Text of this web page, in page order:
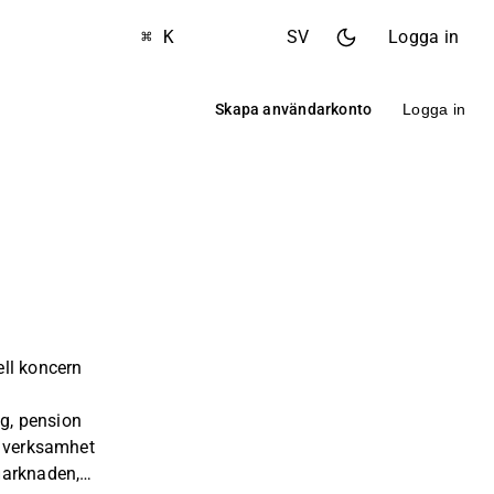
⌘ K SV Logga in
Skapa användarkonto Logga in
koncern
pension